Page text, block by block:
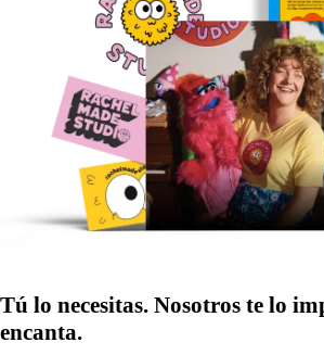
Tú lo necesitas. Nosotros te lo
encanta.